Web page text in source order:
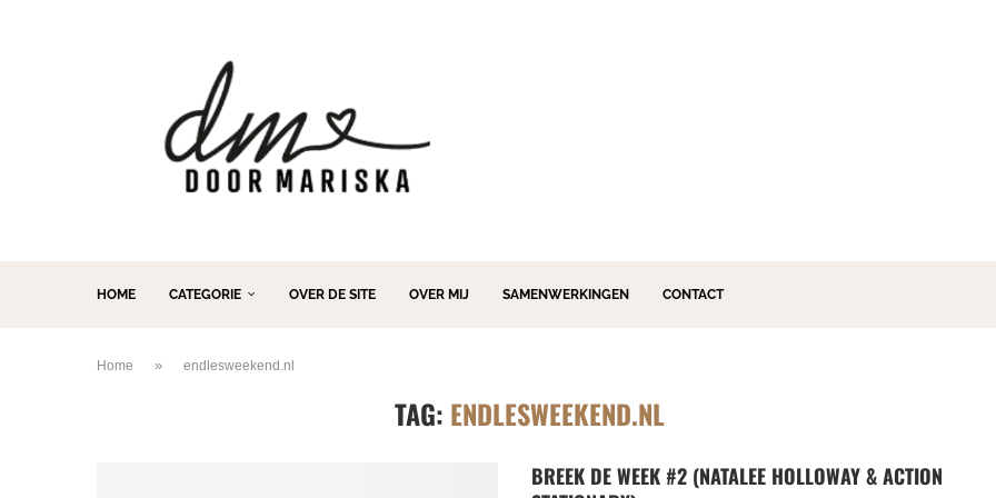
HOME CATEGORIE OVER DE SITE OVER MIJ SAMENWERKINGEN CONTACT
Home » endlesweekend.nl
TAG: ENDLESWEEKEND.NL
BREEK DE WEEK #2 (NATALEE HOLLOWAY & ACTION